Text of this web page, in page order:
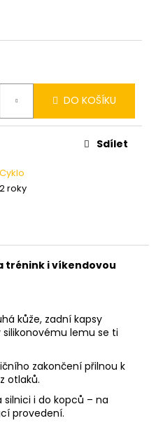
DO KOŠÍKU
Cyklo
2 roky
Sdílet
trénink i víkendovou
kůže, zadní kapsy
lemu se ti
zakončení přilnou k
otlaků.
silnici i do kopců – na
provedení.